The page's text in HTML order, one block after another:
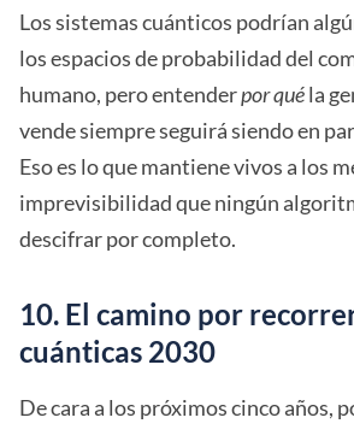
Los sistemas cuánticos podrían
los espacios de probabilidad del
humano, pero entenderpor quéla
vende siempre seguirá siendo en
Eso es lo que mantiene vivos a los
imprevisibilidad que ningún
descifrar por completo.
10. El camino por
cuánticas 2030
De cara a los próximos cinco años,